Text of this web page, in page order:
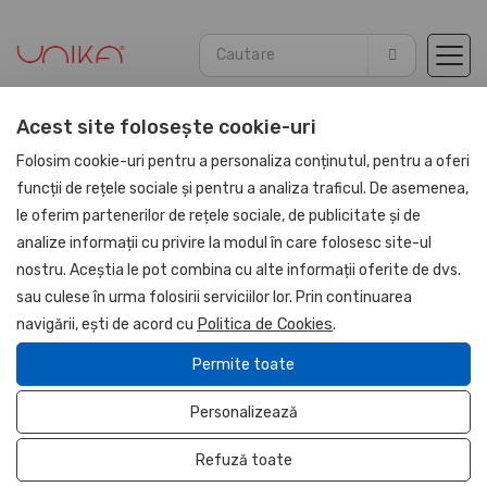
Acasă Agende Agende Piele Naturala 2026
NOU
UNIKA
Stoc limitat
Acest site folosește cookie-uri
Folosim cookie-uri pentru a personaliza conținutul, pentru a oferi
funcții de rețele sociale și pentru a analiza traficul. De asemenea,
le oferim partenerilor de rețele sociale, de publicitate și de
analize informații cu privire la modul în care folosesc site-ul
nostru. Aceștia le pot combina cu alte informații oferite de dvs.
sau culese în urma folosirii serviciilor lor. Prin continuarea
navigării, ești de acord cu Politica de Cookies.
Permite toate
Personalizează
Refuză toate